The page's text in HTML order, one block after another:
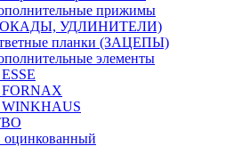
прижимы
УДЛИНИТЕЛИ)
планки (ЗАЦЕПЫ)
элементы
FORNAX
WINKHAUS